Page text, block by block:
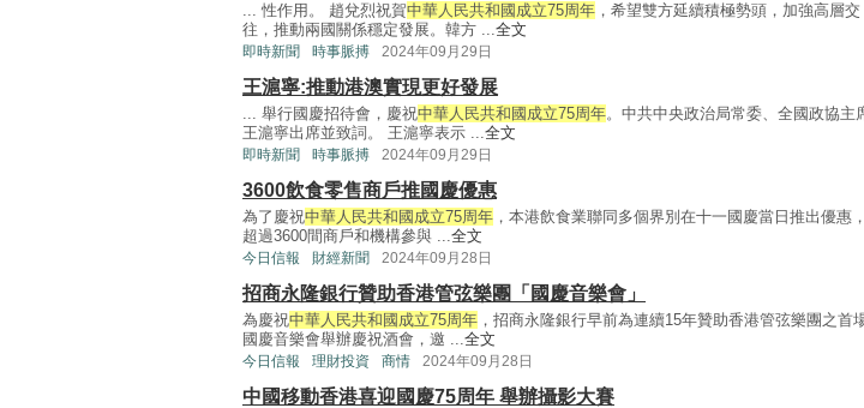
... 性作用。 趙兌烈祝賀中華人民共和國成立75周年 ，希望雙方延續積極勢頭，加強高層交
往，推動兩國關係穩定發展。韓方 ...全文
即時新聞 時事脈搏 2024年09月29日
王滬寧:推動港澳實現更好發展
... 舉行國慶招待會，慶祝中華人民共和國成立75周年。中共中央政治局常委、全國政協主
王滬寧出席並致詞。 王滬寧表示 ...全文
即時新聞 時事脈搏 2024年09月29日
3600飲食零售商戶推國慶優惠
為了慶祝中華人民共和國成立75周年 ，本港飲食業聯同多個界別在十一國慶當日推出優惠，
超過3600間商戶和機構參與 ...全文
今日信報 財經新聞 2024年09月28日
招商永隆銀行贊助香港管弦樂團「國慶音樂會」
為慶祝中華人民共和國成立75周年 ，招商永隆銀行早前為連續15年贊助香港管弦樂團之首
國慶音樂會舉辦慶祝酒會，邀 ...全文
今日信報 理財投資 商情 2024年09月28日
中國移動香港喜迎國慶75周年 舉辦攝影大賽